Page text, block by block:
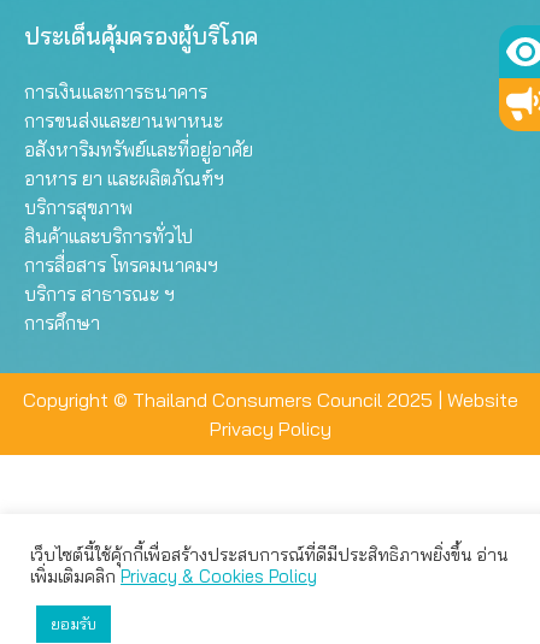
ประเด็นคุ้มครองผู้บริโภค
การเงินและการธนาคาร
การขนส่งและยานพาหนะ
อสังหาริมทรัพย์และที่อยู่อาศัย
อาหาร ยา และผลิตภัณฑ์ฯ
บริการสุขภาพ
สินค้าและบริการทั่วไป
การสื่อสาร โทรคมนาคมฯ
บริการ สาธารณะ ฯ
การศึกษา
Copyright © Thailand Consumers Council 2025 | Website
Privacy Policy
เว็บไซต์นี้ใช้คุ้กกี้เพื่อสร้างประสบการณ์ที่ดีมีประสิทธิภาพยิ่งขึ้น อ่าน
เพิ่มเติมคลิกPrivacy & Cookies Policy
ยอมรับ
เว็บไซต์นี้ใช้คุกกี้เพื่อมอบประสบการณ์การใช้งานที่ดีให้แก่ท่าน คุณ
สามารถเลือกตั้งค่าความเป็นส่วนตัวได้